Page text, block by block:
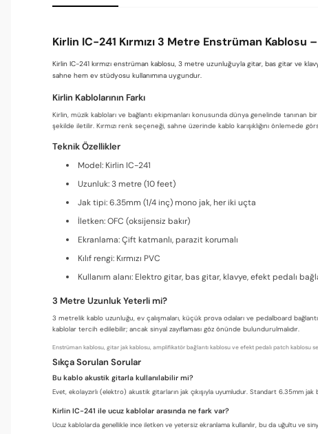
Kirlin IC-241 Kırmızı 3 Metre Enstrüman
Kirlin IC-241 kırmızı enstrüman kablosu, 3 metre uzunluğuyla gitar, bas gitar ve
sahne hem ev stüdyosu kullanımına uygundur.
Kirlin Kablolarının Farkı
Kirlin, müzik kabloları ve bağlantı ekipmanları konusunda dünya genelinde
şekilde iletilir. Kırmızı renk seçeneği, sahne üzerinde kablo karışıklığını önlemede
Teknik Özellikler
Model: Kirlin IC-241
Uzunluk: 3 metre (10 feet)
Jak tipi: 6.35mm (1/4 inç) mono jak, her iki uçta
İletken: OFC (oksijensiz bakır)
Ekranlama: Çift katmanlı, parazit korumalı
Kılıf rengi: Kırmızı PVC
Kullanım alanı: Elektro gitar, bas gitar, klavye, efekt pedalı
3 Metre Uzunluk Yeterli mi?
3 metrelik kablo uzunluğu, ev çalışmaları, küçük prova odaları ve pedalboard
kablolar tercih edilebilir; ancak sinyal zayıflaması göz önünde bulundurulmalıdır.
Enstrüman kablosu, gitar jak kablosu, amplifikatör bağlantı kablosu ve efekt pedalı patch kablosu
Sıkça Sorulan Sorular
Bu kablo akustik gitarla kullanılabilir mi?
Evet, ekolayzırlı (elektro) akustik gitarların jak çıkışıyla uyumludur. Standart 6.35mm jak
Kirlin IC-241 ile ucuz kablolar arasında ne fark var?
Ucuz kablolarda genellikle ince iletken ve yetersiz ekranlama kullanılır, bu da uğultu ve